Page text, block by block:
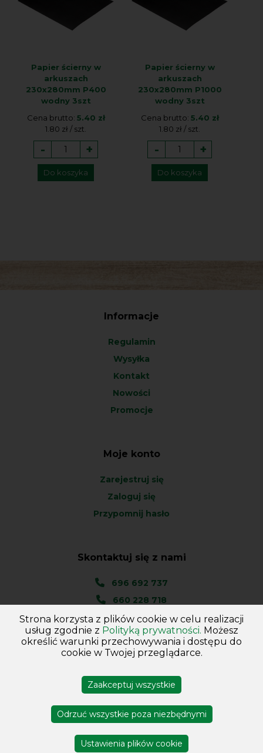
Papier ścierny w
arkuszach
230x280mm P400
wodny 3szt
Cena brutto: 5.40 zł
1.80 zł / szt.
- +
Do koszyka
Papier ścierny w
arkuszach
230x280mm P1000
wodny 3szt
Cena brutto: 5.40 zł
1.80 zł / szt.
- +
Do koszyka
Informacje
Regulamin
Wysyłka
Kontakt
Nowości
Promocje
Moje konto
Zarejestruj się
Zaloguj się
Przypomnij hasło
Skontaktuj się z nami
696 692 737
660 228 718
Ul. Węgierska 1A
46-045 Kotórz Mały
(woj. Opolskie)
Copyright © 2026 Hurtownia - Majster. Wszelkie prawa
internetowe
Strona korzysta z plików cookie w celu realizacji
usług zgodnie z Polityką prywatności. Możesz
określić warunki przechowywania i dostępu do
cookie w Twojej przeglądarce.
Zaakceptuj wszystkie
Odrzuć wszystkie poza niezbędnymi
Ustawienia plików cookie